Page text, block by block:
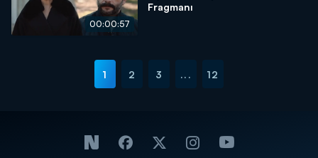
00:00:57
Fragmanı
1 2 3 ... 12